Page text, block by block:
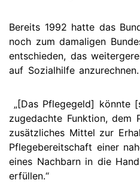
Bereits 1992 hatte das
noch zum damaligen
entschieden, das
auf Sozialhilfe anzurechnen.
„[Das Pflegegeld] könnte
zugedachte Funktion, dem
zusätzliches Mittel zur
Pflegebereitschaft einer
eines Nachbarn in die
erfüllen.“